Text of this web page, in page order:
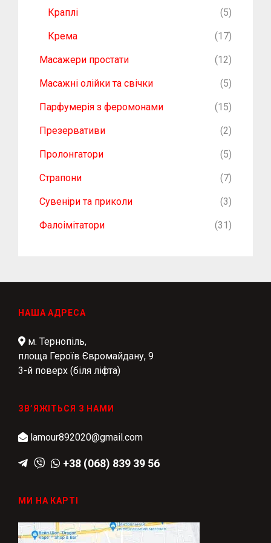
Краплі (5)
Крема (17)
Масажери простати (12)
Масажні олійки та свічки (5)
Парфумерія з феромонами (15)
Презервативи (2)
Пролонгатори (5)
Страпони (7)
Сувеніри та приколи (3)
Фалоімітатори (31)
НАША АДРЕСА
м. Тернопіль,
площа Героїв Євромайдану, 9
3-й поверх (біля ліфта)
ЗВ’ЯЖІТЬСЯ З НАМИ
lamour892020@gmail.com
+38 (068) 839 39 56
МИ НА КАРТІ